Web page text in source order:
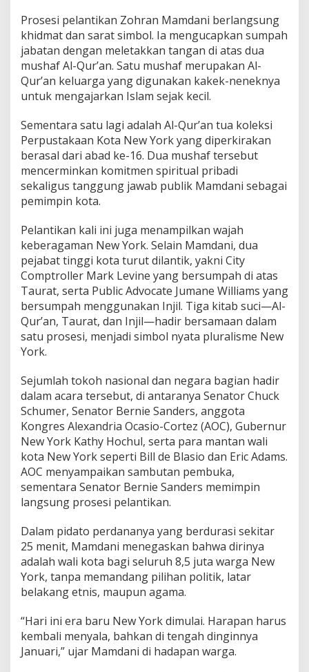
Prosesi pelantikan Zohran Mamdani berlangsung
khidmat dan sarat simbol. Ia mengucapkan sumpah
jabatan dengan meletakkan tangan di atas dua
mushaf Al-Qur’an. Satu mushaf merupakan Al-
Qur’an keluarga yang digunakan kakek-neneknya
untuk mengajarkan Islam sejak kecil.
Sementara satu lagi adalah Al-Qur’an tua koleksi
Perpustakaan Kota New York yang diperkirakan
berasal dari abad ke-16. Dua mushaf tersebut
mencerminkan komitmen spiritual pribadi
sekaligus tanggung jawab publik Mamdani sebagai
pemimpin kota.
Pelantikan kali ini juga menampilkan wajah
keberagaman New York. Selain Mamdani, dua
pejabat tinggi kota turut dilantik, yakni City
Comptroller Mark Levine yang bersumpah di atas
Taurat, serta Public Advocate Jumane Williams yang
bersumpah menggunakan Injil. Tiga kitab suci—Al-
Qur’an, Taurat, dan Injil—hadir bersamaan dalam
satu prosesi, menjadi simbol nyata pluralisme New
York.
Sejumlah tokoh nasional dan negara bagian hadir
dalam acara tersebut, di antaranya Senator Chuck
Schumer, Senator Bernie Sanders, anggota
Kongres Alexandria Ocasio-Cortez (AOC), Gubernur
New York Kathy Hochul, serta para mantan wali
kota New York seperti Bill de Blasio dan Eric Adams.
AOC menyampaikan sambutan pembuka,
sementara Senator Bernie Sanders memimpin
langsung prosesi pelantikan.
Dalam pidato perdananya yang berdurasi sekitar
25 menit, Mamdani menegaskan bahwa dirinya
adalah wali kota bagi seluruh 8,5 juta warga New
York, tanpa memandang pilihan politik, latar
belakang etnis, maupun agama.
“Hari ini era baru New York dimulai. Harapan harus
kembali menyala, bahkan di tengah dinginnya
Januari,” ujar Mamdani di hadapan warga.